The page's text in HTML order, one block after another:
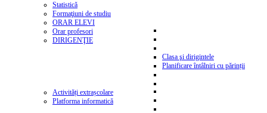
Statistică
Formaţiuni de studiu
ORAR ELEVI
Orar profesori
DIRIGENŢIE
Clasa şi dirigintele
Planificare întâlniri cu părinții
Activități extrașcolare
Platforma informatică